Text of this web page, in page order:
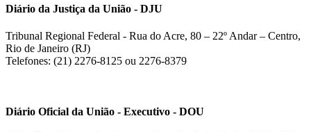
Diário da Justiça da União - DJU
Tribunal Regional Federal - Rua do Acre, 80 – 22º Andar – Centro,
Rio de Janeiro (RJ)
Telefones: (21) 2276-8125 ou 2276-8379
Diário Oficial da União - Executivo - DOU